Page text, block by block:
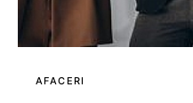
AFACERI